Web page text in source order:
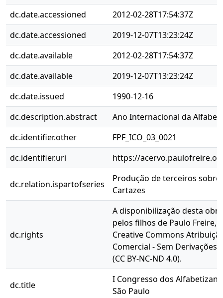
dc.date.accessioned
2012-02-28T17:54:37Z
dc.date.accessioned
2019-12-07T13:23:24Z
dc.date.available
2012-02-28T17:54:37Z
dc.date.available
2019-12-07T13:23:24Z
dc.date.issued
1990-12-16
dc.description.abstract
Ano Internacional da
dc.identifier.other
FPF_ICO_03_0021
dc.identifier.uri
https://
dc.relation.ispartofseries
Produção de terceiros sobre
Cartazes
dc.rights
A disponibilização desta
pelos filhos de Paulo Freire,
Creative Commons
Comercial - Sem Derivações
(CC BY-NC-ND 4.0).
dc.title
I Congresso dos
São Paulo